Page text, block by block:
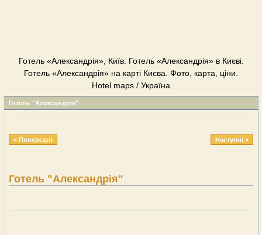
Готель «Александрія», Київ. Готель «Александрія» в Києві.
Готель «Александрія» на карті Києва. Фото, карта, ціни.
Hotel maps / Україна
Готель "Александрія"
« Попередні Наступні »
Готель "Александрія"